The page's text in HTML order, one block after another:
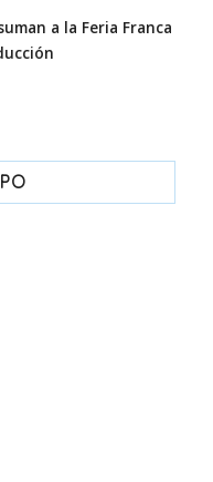
a la Feria Franca